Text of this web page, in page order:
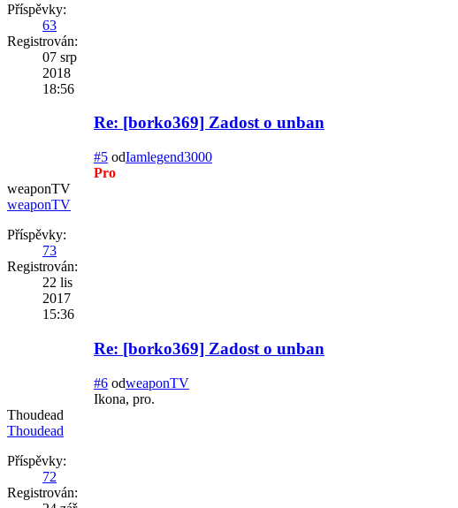
Příspěvky:
63
Registrován:
07 srp
2018
18:56
Re: [borko369] Zadost o unban
#5 odIamlegend3000
Pro
weaponTV
weaponTV
Příspěvky:
73
Registrován:
22 lis
2017
15:36
Re: [borko369] Zadost o unban
#6 odweaponTV
Ikona, pro.
Thoudead
Thoudead
Příspěvky:
72
Registrován: